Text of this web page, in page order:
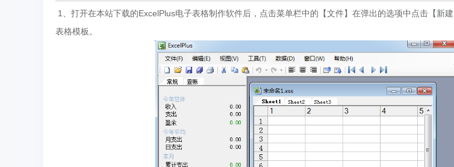
1、打开在本站下载的ExcelPlus电子表格制作软件后，点击菜单栏中的【文件】在弹出的选项中点击【新
表格模板。